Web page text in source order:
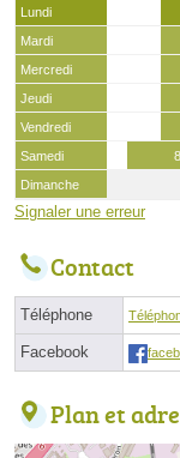
Lundi
Mardi
Mercredi
Jeudi
Vendredi
Samedi
Dimanche
Signaler une erreur
Contact
Téléphone
Facebook
Plan et